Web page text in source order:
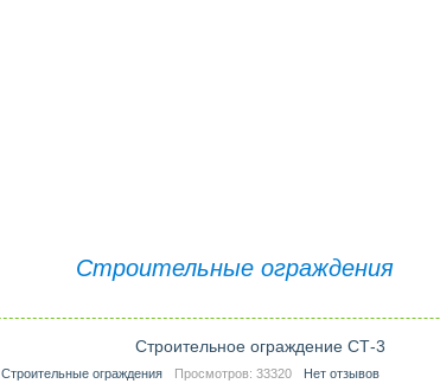
Строительные ограждения
Строительное ограждение СТ-3
Строительные ограждения Просмотров: 33320 Нет отзывов